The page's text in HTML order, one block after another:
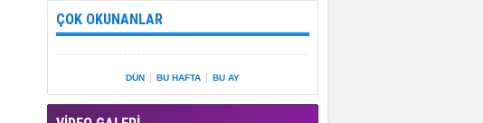
ÇOK OKUNANLAR
DÜN BU HAFTA BU AY